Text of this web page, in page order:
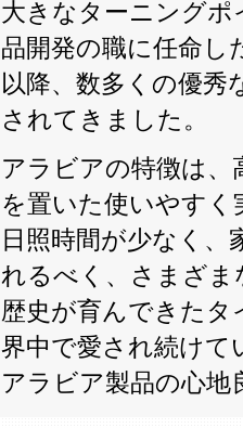
大きなターニングポ
品開発の職に任命し
以降、数多くの優
されてきました。
アラビアの特徴は、
を置いた使いやす
日照時間が少なく
れるべく、さまざ
歴史が育んできた
界中で愛され続けて
アラビア製品の心